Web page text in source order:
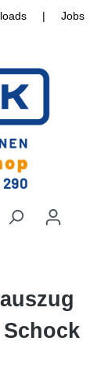
| Jobs
Schock